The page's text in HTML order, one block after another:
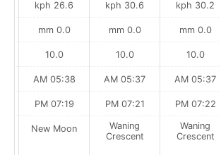
30.2 kph
0.0 mm
10.0
05:37 AM
07:22 PM
Waning
Crescent
30.6 kph
0.0 mm
10.0
05:37 AM
07:21 PM
Waning
Crescent
26.6 kph
0.0 mm
10.0
05:38 AM
07:19 PM
New Moon